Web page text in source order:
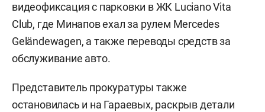
видеофиксация с парковки в ЖК Luciano Vita
Club, где Минапов ехал за рулем Mercedes
Geländewagen, а также переводы средств за
обслуживание авто.
Представитель прокуратуры также
остановилась и на Гараевых, раскрыв детали